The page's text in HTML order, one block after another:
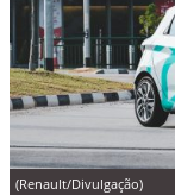
(Renault/Divulgação)